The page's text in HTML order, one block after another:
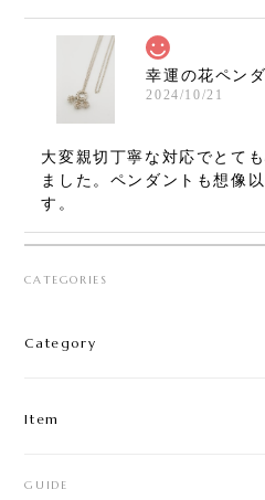
幸運の花ペン
2024/10/21
大変親切丁寧な対応でとて
ました。ペンダントも想像
す。
願い致します。
CATEGORIES
Category
Item
GUIDE